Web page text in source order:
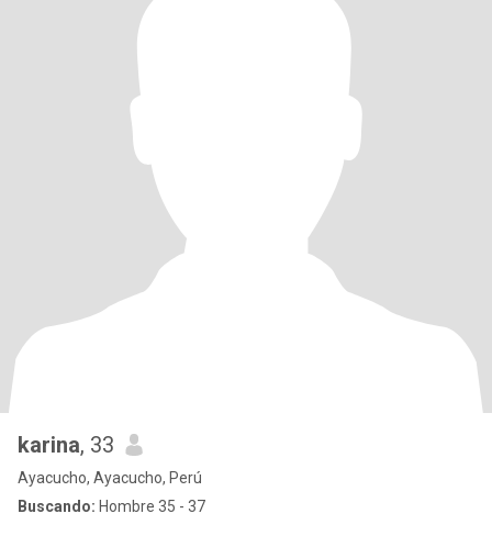
karina, 33
Ayacucho, Ayacucho, Perú
Buscando: Hombre 35 - 37